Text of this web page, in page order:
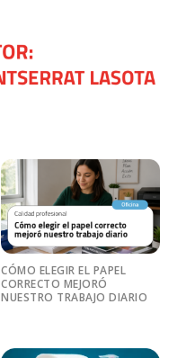
CÓMO ELEGIR EL PAPEL
CORRECTO MEJORÓ
NUESTRO TRABAJO DIARIO